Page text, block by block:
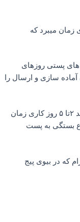
میبرد که
و ارسال را
اداره پست می‌شوند ۲تا ۵ روز کاری زمان
پست
پیج